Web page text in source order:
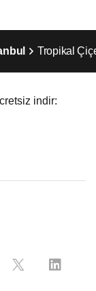
Tropikal
indir: